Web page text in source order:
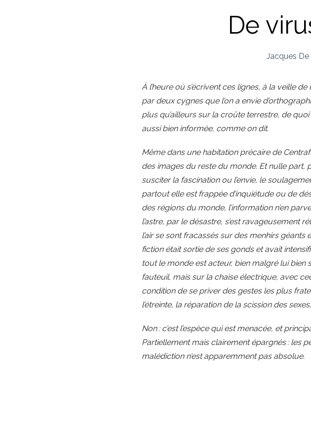
De
Jacques
À l’heure où s’écrivent ces lignes, à la veille
par deux cygnes que l’on a envie
plus qu’ailleurs sur la croûte terrestre, de quoi
aussi bien informée, comme on dit.
Même dans une habitation précaire de
des images du reste du monde. Et nulle part,
susciter la fascination ou l’envie, le
partout elle est frappée d’inquiétude ou de
des régions du monde, l’information n’en
l’astre, par le désastre, s’est ravageusement
l’air se sont fracassés sur des menhirs
fiction était sortie de ses gonds et avait
tout le monde est acteur, bien malgré lui bien
fauteuil, mais sur la chaise électrique, avec
condition de se priver des gestes les plus
l’étreinte, la réparation de la scission des
Non : c’est l’espèce qui est menacée, et
Partiellement mais clairement épargnés : les
malédiction n’est apparemment pas absolue.